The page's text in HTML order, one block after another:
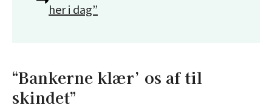
her i dag”
“Bankerne klær’ os af til
skindet”